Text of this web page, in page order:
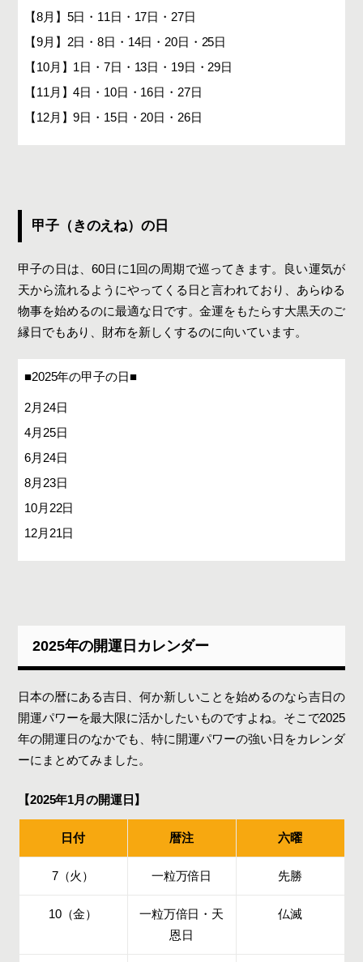
【8月】5日・11日・17日・27日
【9月】2日・8日・14日・20日・25日
【10月】1日・7日・13日・19日・29日
【11月】4日・10日・16日・27日
【12月】9日・15日・20日・26日
甲子（きのえね）の日
甲子の日は、60日に1回の周期で巡ってきます。良い運気が
天から流れるようにやってくる日と言われており、あらゆる
物事を始めるのに最適な日です。金運をもたらす大黒天のご
縁日でもあり、財布を新しくするのに向いています。
■2025年の甲子の日■
2月24日
4月25日
6月24日
8月23日
10月22日
12月21日
2025年の開運日カレンダー
日本の暦にある吉日、何か新しいことを始めるのなら吉日の
開運パワーを最大限に活かしたいものですよね。そこで2025
年の開運日のなかでも、特に開運パワーの強い日をカレンダ
ーにまとめてみました。
【2025年1月の開運日】
日付 暦注 六曜
7（火） 一粒万倍日 先勝
10（金）
一粒万倍日・天
恩日
仏滅